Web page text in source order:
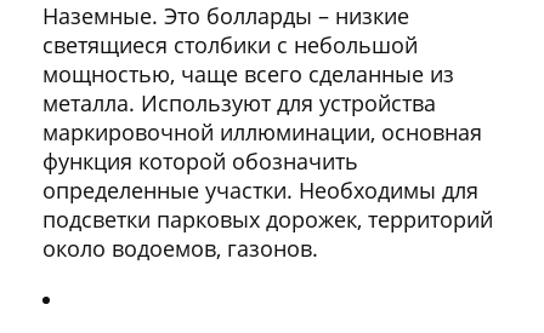
Наземные. Это болларды – низкие
светящиеся столбики с небольшой
мощностью, чаще всего сделанные из
металла. Используют для устройства
маркировочной иллюминации, основная
функция которой обозначить
определенные участки. Необходимы для
подсветки парковых дорожек, территорий
около водоемов, газонов.